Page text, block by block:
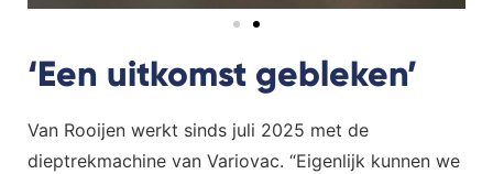
‘Een uitkomst gebleken’
Van Rooijen werkt sinds juli 2025 met de
dieptrekmachine van Variovac. “Eigenlijk kunnen we